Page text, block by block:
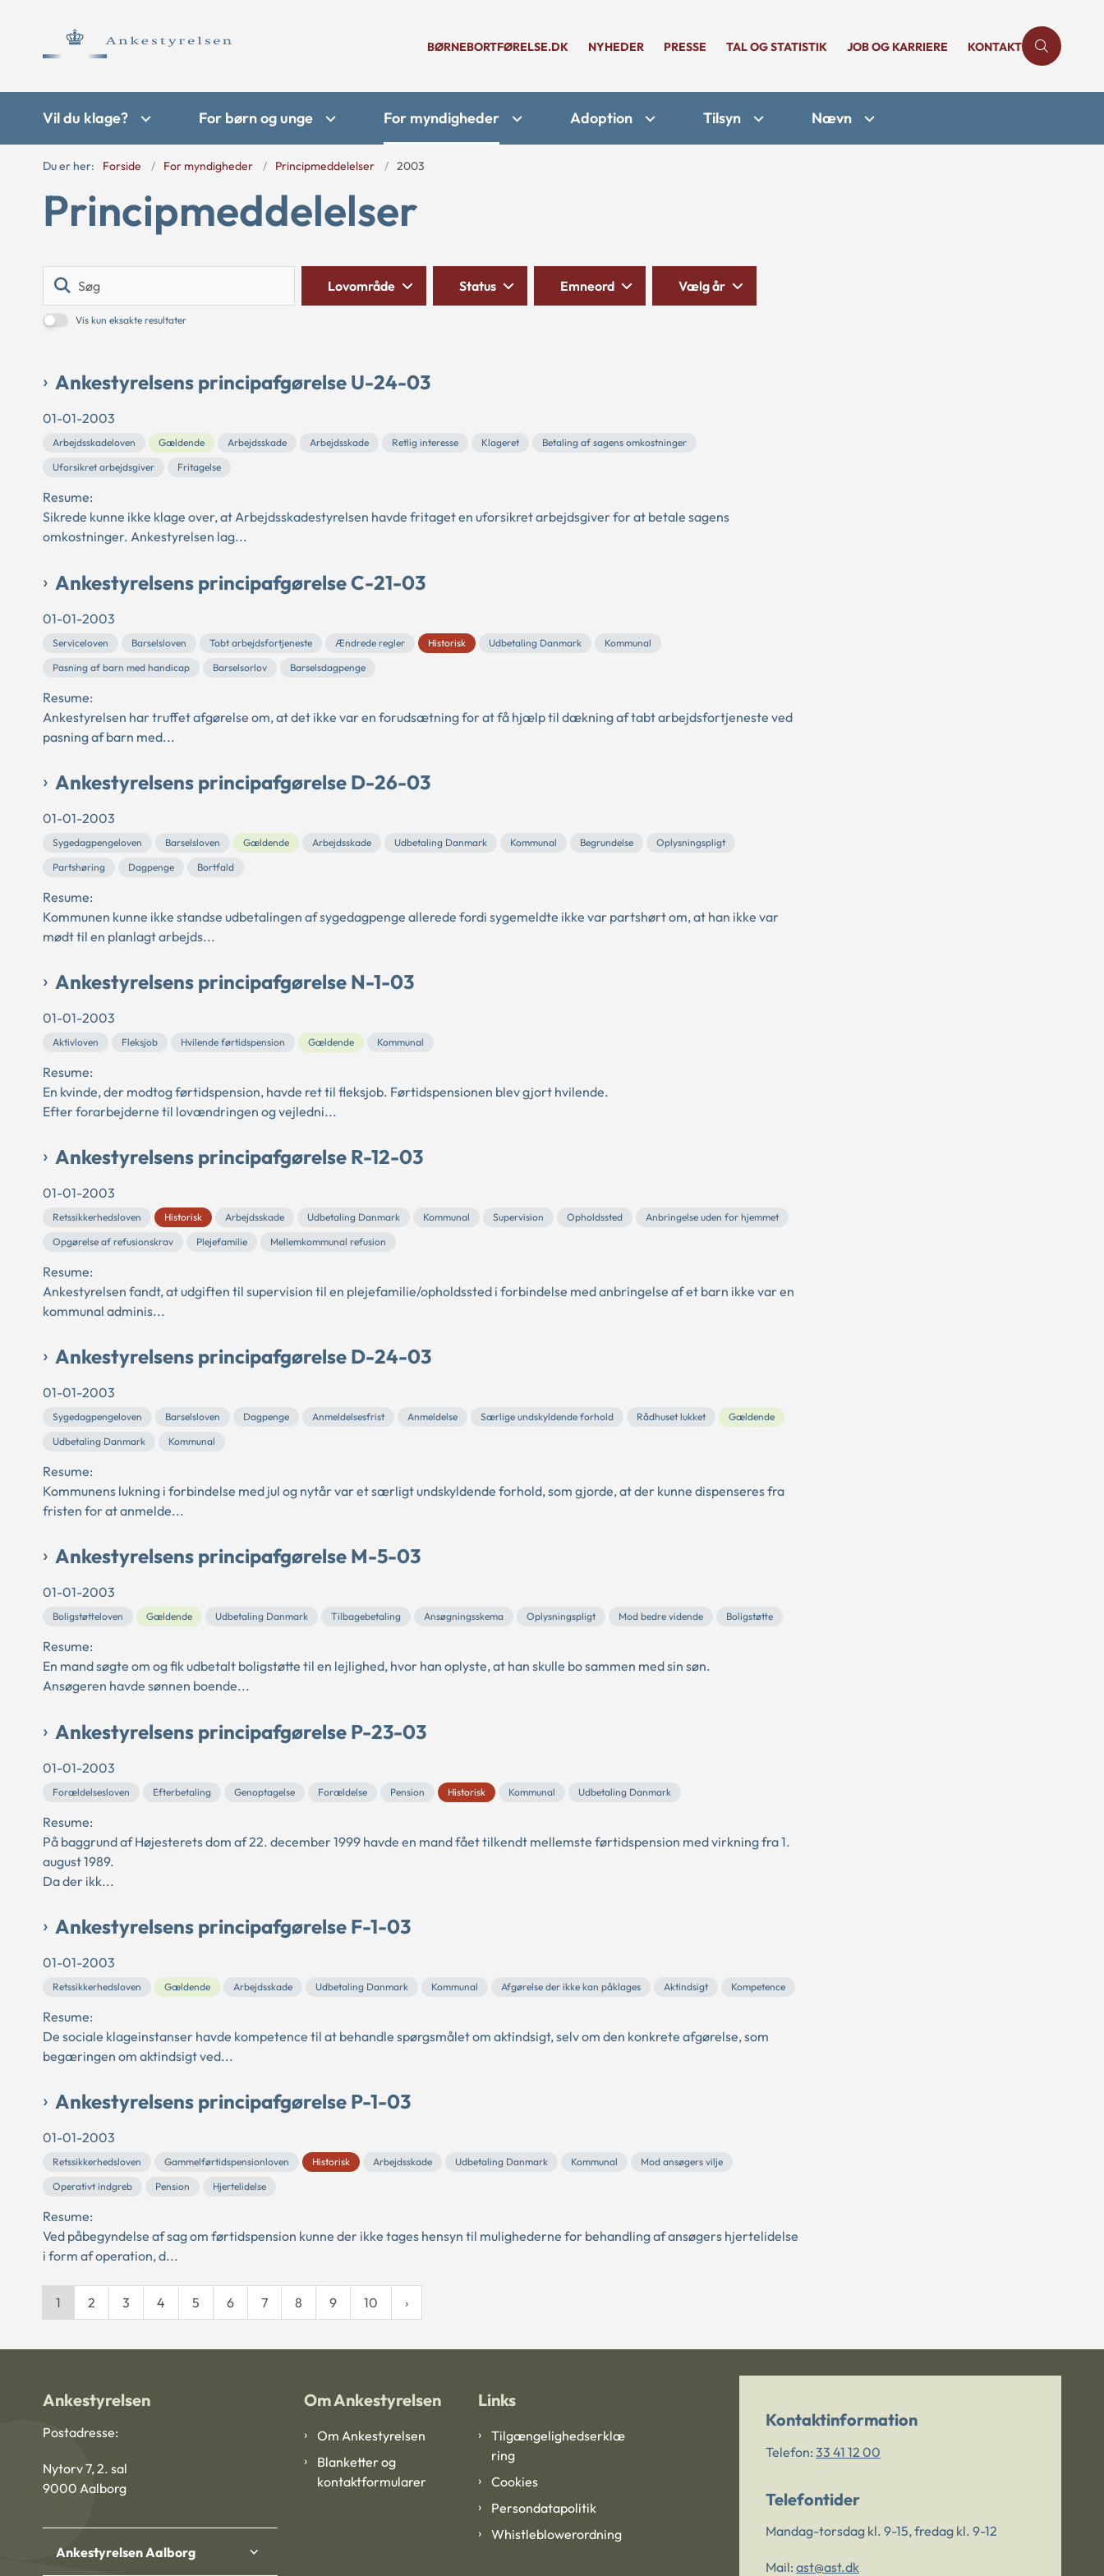
BØRNEBORTFØRELSE.DK NYHEDER PRESSE TAL OG STATISTIK JOB OG KARRIERE KONTAKT
Vil du klage? For børn og unge For myndigheder Adoption Tilsyn Nævn
Du er her: Forside For myndigheder Principmeddelelser 2003
Principmeddelelser
Vis kun eksakte resultater
Lovområde Status Emneord Vælg år
Ankestyrelsens principafgørelse U-24-03
01-01-2003
Arbejdsskadeloven Gældende Arbejdsskade Arbejdsskade Retlig interesse Klageret
Betaling af sagens omkostninger
Uforsikret arbejdsgiver
Fritagelse
Resume:
Sikrede kunne ikke klage over, at Arbejdsskadestyrelsen havde fritaget en uforsikret arbejdsgiver for at betale sagens
omkostninger. Ankestyrelsen lag...
Ankestyrelsens principafgørelse C-21-03
01-01-2003
Serviceloven Barselsloven Tabt arbejdsfortjeneste Ændrede regler Historisk Udbetaling Danmark
Kommunal
Pasning af barn med handicap
Barselsorlov Barselsdagpenge
Resume:
Ankestyrelsen har truffet afgørelse om, at det ikke var en forudsætning for at få hjælp til dækning af tabt arbejdsfortjeneste ved
pasning af barn med...
Ankestyrelsens principafgørelse D-26-03
01-01-2003
Sygedagpengeloven Barselsloven Gældende Arbejdsskade Udbetaling Danmark Kommunal Begrundelse
Oplysningspligt
Partshøring
Dagpenge Bortfald
Resume:
Kommunen kunne ikke standse udbetalingen af sygedagpenge allerede fordi sygemeldte ikke var partshørt om, at han ikke var
mødt til en planlagt arbejds...
Ankestyrelsens principafgørelse N-1-03
01-01-2003
Aktivloven Fleksjob Hvilende førtidspension Gældende Kommunal
Resume:
En kvinde, der modtog førtidspension, havde ret til fleksjob. Førtidspensionen blev gjort hvilende.
Efter forarbejderne til lovændringen og vejledni...
Ankestyrelsens principafgørelse R-12-03
01-01-2003
Retssikkerhedsloven Historisk Arbejdsskade Udbetaling Danmark Kommunal Supervision Opholdssted
Anbringelse uden for hjemmet
Opgørelse af refusionskrav
Plejefamilie Mellemkommunal refusion
Resume:
Ankestyrelsen fandt, at udgiften til supervision til en plejefamilie/opholdssted i forbindelse med anbringelse af et barn ikke var en
kommunal adminis...
Ankestyrelsens principafgørelse D-24-03
01-01-2003
Sygedagpengeloven Barselsloven Dagpenge Anmeldelsesfrist Anmeldelse Særlige undskyldende forhold Rådhuset lukket
Gældende
Udbetaling Danmark
Kommunal
Resume:
Kommunens lukning i forbindelse med jul og nytår var et særligt undskyldende forhold, som gjorde, at der kunne dispenseres fra
fristen for at anmelde...
Ankestyrelsens principafgørelse M-5-03
01-01-2003
Boligstøtteloven Gældende Udbetaling Danmark Tilbagebetaling Ansøgningsskema Oplysningspligt Mod bedre vidende Boligstøtte
Resume:
En mand søgte om og fik udbetalt boligstøtte til en lejlighed, hvor han oplyste, at han skulle bo sammen med sin søn.
Ansøgeren havde sønnen boende...
Ankestyrelsens principafgørelse P-23-03
01-01-2003
Forældelsesloven Efterbetaling Genoptagelse Forældelse Pension Historisk Kommunal Udbetaling Danmark
Resume:
På baggrund af Højesterets dom af 22. december 1999 havde en mand fået tilkendt mellemste førtidspension med virkning fra 1.
august 1989.
Da der ikk...
Ankestyrelsens principafgørelse F-1-03
01-01-2003
Retssikkerhedsloven Gældende Arbejdsskade Udbetaling Danmark Kommunal Afgørelse der ikke kan påklages Aktindsigt Kompetence
Resume:
De sociale klageinstanser havde kompetence til at behandle spørgsmålet om aktindsigt, selv om den konkrete afgørelse, som
begæringen om aktindsigt ved...
Ankestyrelsens principafgørelse P-1-03
01-01-2003
Retssikkerhedsloven Gammelførtidspensionloven Historisk Arbejdsskade Udbetaling Danmark Kommunal
Mod ansøgers vilje
Operativt indgreb
Pension Hjertelidelse
Resume:
Ved påbegyndelse af sag om førtidspension kunne der ikke tages hensyn til mulighederne for behandling af ansøgers hjertelidelse
i form af operation, d...
1 2 3 4 5 6 7 8 9 10
Ankestyrelsen
Postadresse:
Nytorv 7, 2. sal
9000 Aalborg
Ankestyrelsen Aalborg
Om Ankestyrelsen
Om Ankestyrelsen
Blanketter og
kontaktformularer
Links
Tilgængelighedserklæ
ring
Cookies
Persondatapolitik
Whistleblowerordning
Kontaktinformation
Telefon: 33 41 12 00
Telefontider
Mandag-torsdag kl. 9-15, fredag kl. 9-12
Mail: ast@ast.dk